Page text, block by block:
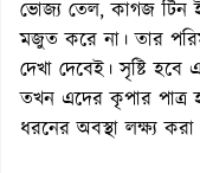
ভোজ্য তেল, কাগজ টিন
মজুত করে না। তার
দেখা দেবেই। সৃষ্টি
তখন এদের কৃপার পাত্র
ধরনের অবস্থা লক্ষ্য করা